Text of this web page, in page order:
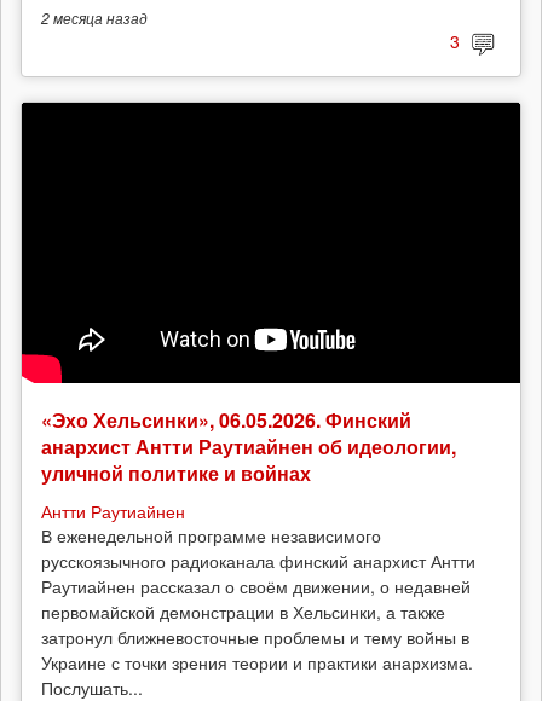
2 месяцаназад
3
«Эхо Хельсинки», 06.05.2026. Финский
анархист Антти Раутиайнен об идеологии,
уличной политике и войнах
Антти Раутиайнен
В еженедельной программе независимого
русскоязычного радиоканала финский анархист Антти
Раутиайнен рассказал о своём движении, о недавней
первомайской демонстрации в Хельсинки, а также
затронул ближневосточные проблемы и тему войны в
Украине с точки зрения теории и практики анархизма.
Послушать...